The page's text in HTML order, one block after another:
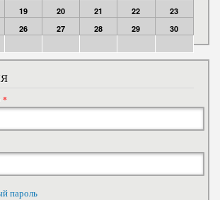
19 20 21 22
23
26 27 28 29
30
*
пароль